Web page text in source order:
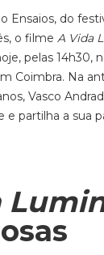
Ensaios, do
o filme A Vida
pelas 14h30,
Coimbra. Na
Vasco
e partilha a sua